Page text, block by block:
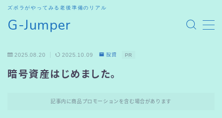
G-Jumper
ズボラがやってみる老後準備のリアル
HOME
2025.08.20 2025.10.09 投資 PR
暗号資産はじめました。
記事内に商品プロモーションを含む場合があります